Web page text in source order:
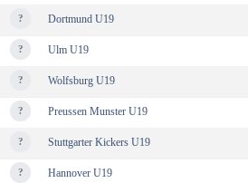
Dortmund U19
?
Ulm U19
?
Wolfsburg U19
?
Preussen Munster U19
?
Stuttgarter Kickers U19
?
Hannover U19
?